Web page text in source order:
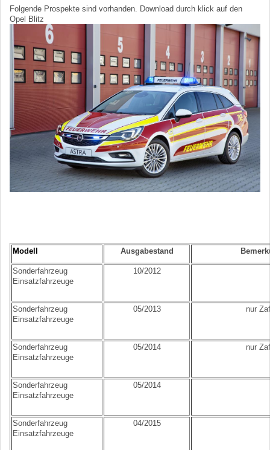
Folgende Prospekte sind vorhanden. Download durch klick auf den
Opel Blitz
Modell Ausgabestand
Sonderfahrzeug
Einsatzfahrzeuge
10/2012
Sonderfahrzeug
Einsatzfahrzeuge
05/2013 nur
Sonderfahrzeug
Einsatzfahrzeuge
05/2014 nur
Sonderfahrzeug
Einsatzfahrzeuge
05/2014
Sonderfahrzeug
Einsatzfahrzeuge
04/2015